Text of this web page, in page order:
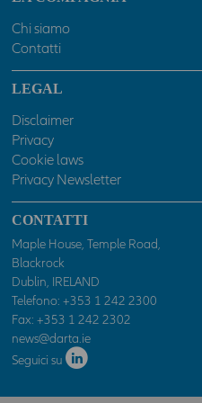
sistemi informatici.
autocertificazione ai sensi del
sanzionabili penalmente.
sottostante, si dichiara di
senza riserva o eccezione
responsabilità tutto quanto
sezioni o pagine del presente
Chi siamo
Contatti
LEGAL
Disclaimer
Privacy
Cookie laws
Privacy Newsletter
CONTATTI
Maple House, Temple Road,
Blackrock
Dublin, IRELAND
Telefono: +353 1 242 2300
Fax: +353 1 242 2302
news@darta.ie
Seguici su